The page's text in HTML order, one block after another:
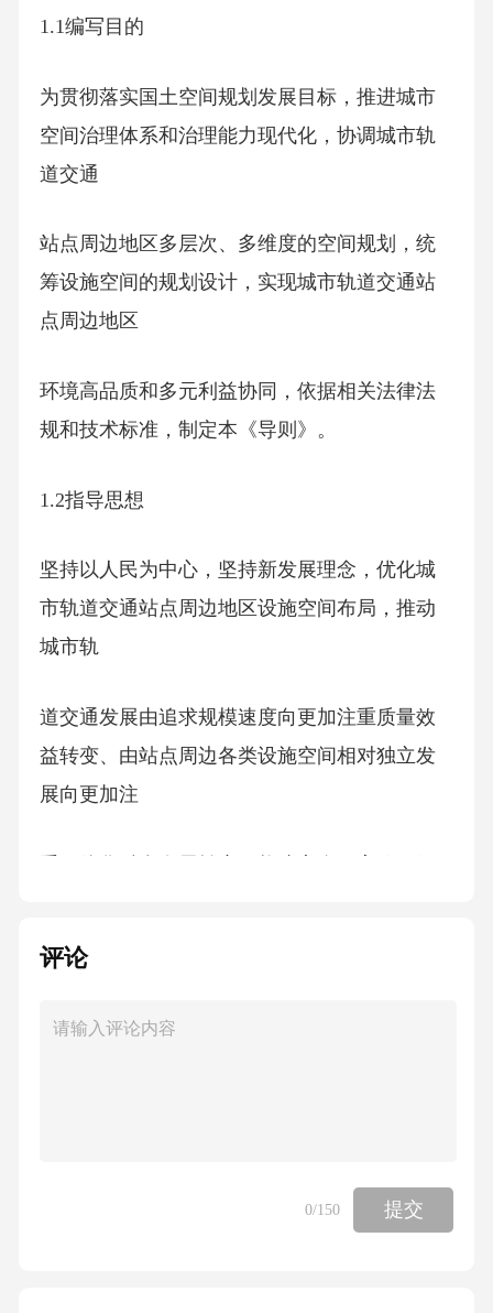
1.1编写目的
为贯彻落实国土空间规划发展目标，推进城市
空间治理体系和治理能力现代化，协调城市轨
道交通
站点周边地区多层次、多维度的空间规划，统
筹设施空间的规划设计，实现城市轨道交通站
点周边地区
环境高品质和多元利益协同，依据相关法律法
规和技术标准，制定本《导则》。
1.2指导思想
坚持以人民为中心，坚持新发展理念，优化城
市轨道交通站点周边地区设施空间布局，推动
城市轨
道交通发展由追求规模速度向更加注重质量效
益转变、由站点周边各类设施空间相对独立发
展向更加注
通的服务水
本《导则》聚焦城市轨道交通站点周边地区的
交通衔接空间、车站附属空间、集散驻留空
评论
0/150 提交